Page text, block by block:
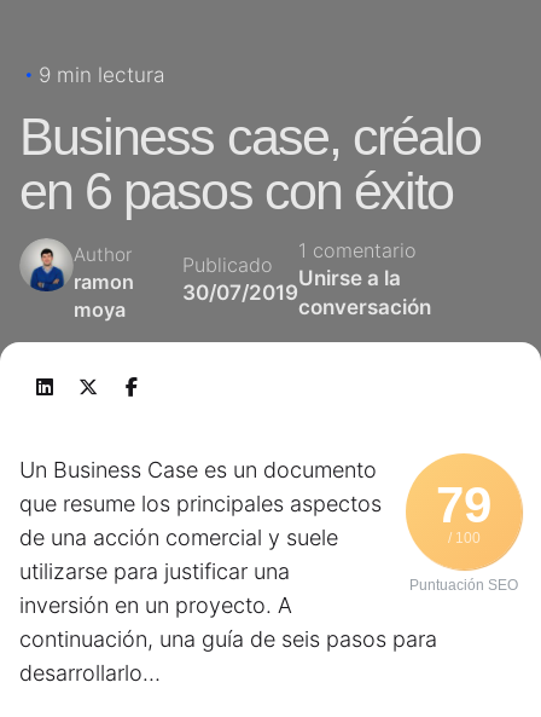
9 min lectura
Business case, créalo
en 6 pasos con éxito
Author
ramon
moya
Publicado
30/07/2019
1 comentario
Unirse a la
conversación
79
/ 100
Puntuación SEO
Un Business Case es un documento
que resume los principales aspectos
de una acción comercial y suele
utilizarse para justificar una
inversión en un proyecto. A
continuación, una guía de seis pasos para
desarrollarlo…